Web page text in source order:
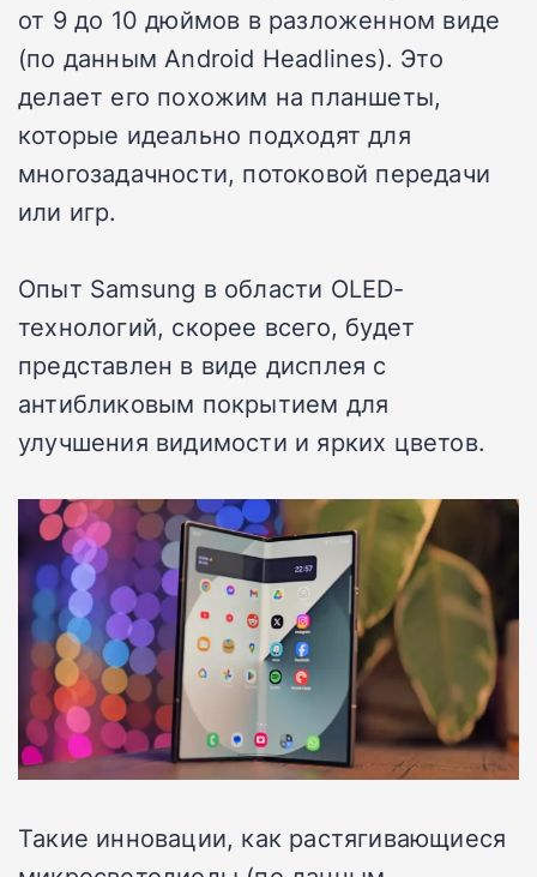
от 9 до 10 дюймов в разложенном виде
(по данным Android Headlines). Это
делает его похожим на планшеты,
которые идеально подходят для
многозадачности, потоковой передачи
или игр.
Опыт Samsung в области OLED-
технологий, скорее всего, будет
представлен в виде дисплея с
антибликовым покрытием для
улучшения видимости и ярких цветов.
Такие инновации, как растягивающиеся